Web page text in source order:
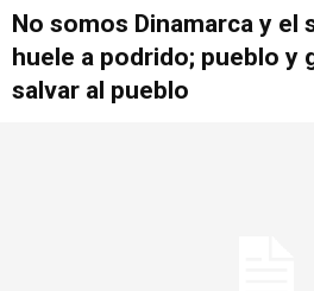
No somos Dinamarca y el
huele a podrido; pueblo y
salvar al pueblo